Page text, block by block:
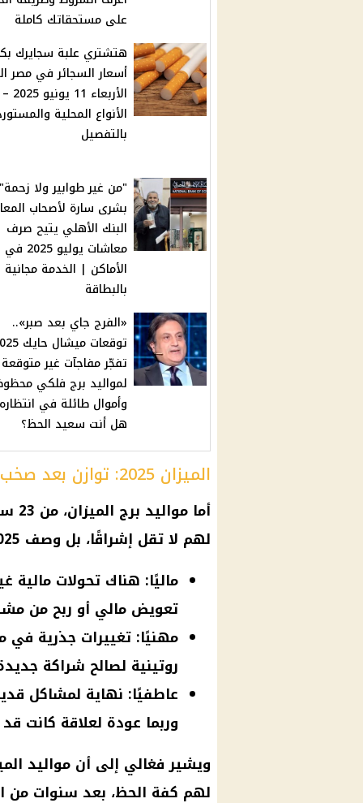
على مستحقاتك كاملة
هتشتري علبة سجايرك
أسعار السجائر في مصر
الأنواع المحلية
بالتفصيل
"من غير طوابير ولا
بشرى سارة لأصحاب
البنك الأهلي يتيح صرف
معاشات
الأماكن | الخدمة مجانية
بالبطاقة
«الفرج جاي بعد صبر»..
توقعات ميشال
تفجّر مفاجآت غير متوقعة
لمواليد برج فلكي
وأموال طائلة في
هل أنت سعيد الحظ؟
الميزان 2025: توازن بعد صخب.. وثروة تطرق الأبواب
لهم لا تقل إشراقًا، بل وصف 2025 بأنه "عام الحسم والانتصار".
ماليًا: هناك تحولات
تعويض مالي أو ربح من
مهنيًا: تغييرات جذرية
روتينية لصالح شراكة
عاطفيًا: نهاية لمشاكل
وربما عودة لعلاقة كانت
ويشير فغالي إلى أن مواليد
لهم كفة الحظ، بعد سنوات من